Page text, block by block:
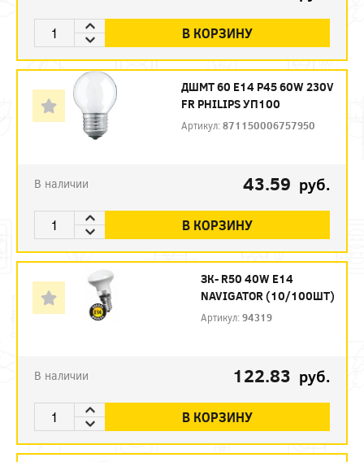
В КОРЗИНУ
ДШМТ 60 Е14 P45 60W 230V
FR PHILIPS УП100
Артикул:871150006757950
В наличии 43.59 руб.
В КОРЗИНУ
ЗК- R50 40W E14
NAVIGATOR (10/100ШТ)
Артикул:94319
В наличии 122.83 руб.
В КОРЗИНУ